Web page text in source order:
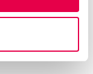
und -textilien. Wir
Hotels und
sich verlassen